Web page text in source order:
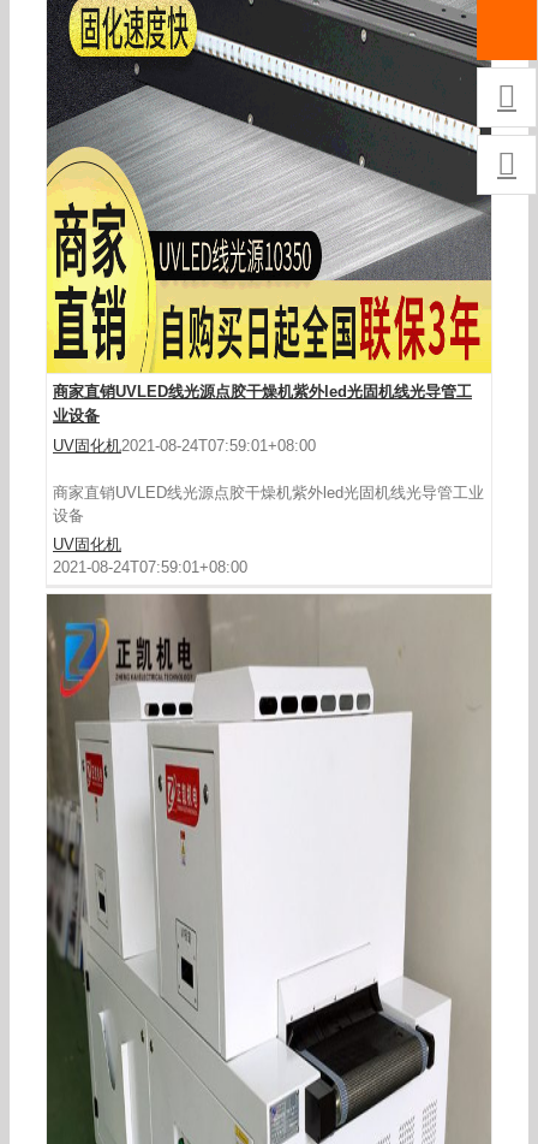
商家直销UVLED线光源点胶干燥机紫外led光固机线光导管工
业设备
UV固化机2021-08-24T07:59:01+08:00
商家直销UVLED线光源点胶干燥机紫外led光固机线光导管工业
设备
UV固化机
2021-08-24T07:59:01+08:00
东莞厂家供应led面光源UV机摄像头触摸屏液晶模
具点胶固化

